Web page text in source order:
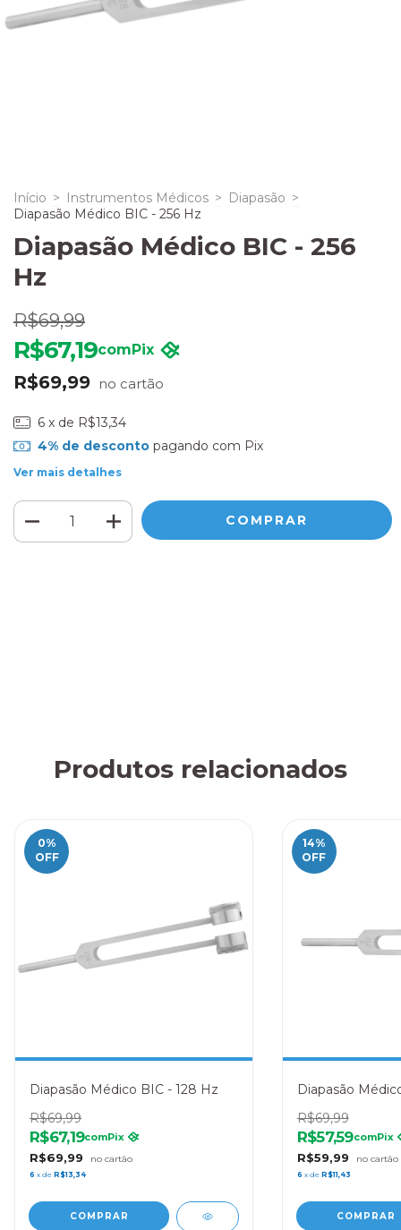
Início > Instrumentos Médicos > Diapasão >
Diapasão Médico BIC - 256 Hz
Diapasão Médico BIC - 256
Hz
R$69,99
R$69,99
R$67,19comPix
6 x de R$13,34
4% de descontopagando com Pix
Ver mais detalhes
Produtos relacionados
0%
OFF
Diapasão Médico BIC - 128 Hz
R$69,99
R$69,99
R$67,19comPix
6 x de R$13,34
14%
OFF
Diapasão
R$69,99
R$59,99
R$57,59comPix
6 x de R$11,43